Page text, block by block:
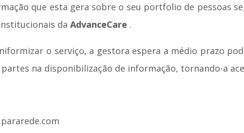
que esta gera sobre o seu portfolio de pessoas
daAdvanceCare .
o serviço, a gestora espera a médio prazo
na disponibilização de informação, tornando-a